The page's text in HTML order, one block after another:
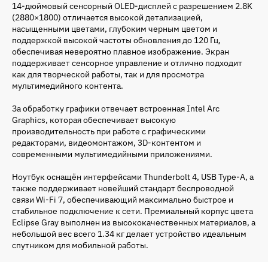
14-дюймовый сенсорный OLED-дисплей с разрешением 2.8K
(2880×1800) отличается высокой детализацией,
насыщенными цветами, глубоким черным цветом и
поддержкой высокой частоты обновления до 120 Гц,
обеспечивая невероятно плавное изображение. Экран
поддерживает сенсорное управление и отлично подходит
как для творческой работы, так и для просмотра
мультимедийного контента.
За обработку графики отвечает встроенная Intel Arc
Graphics, которая обеспечивает высокую
производительность при работе с графическими
редакторами, видеомонтажом, 3D-контентом и
современными мультимедийными приложениями.
Ноутбук оснащён интерфейсами Thunderbolt 4, USB Type-A, а
также поддерживает новейший стандарт беспроводной
связи Wi-Fi 7, обеспечивающий максимально быстрое и
стабильное подключение к сети. Премиальный корпус цвета
Eclipse Gray выполнен из высококачественных материалов, а
небольшой вес всего 1.34 кг делает устройство идеальным
спутником для мобильной работы.